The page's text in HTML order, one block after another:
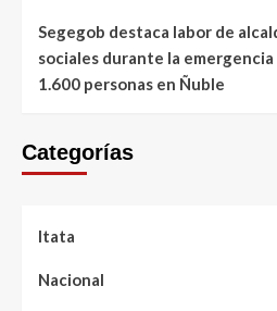
Segegob destaca labor de
sociales durante la
1.600 personas en Ñuble
Categorías
Itata
Nacional